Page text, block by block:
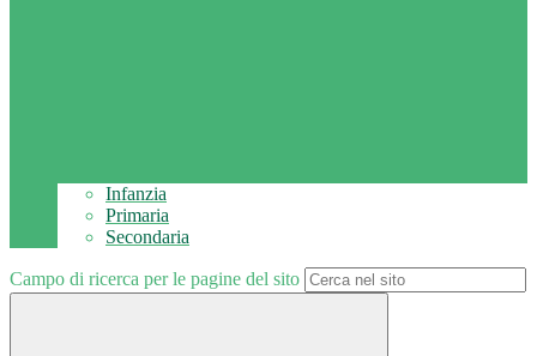
Infanzia
Primaria
Secondaria
Campo di ricerca per le pagine del sito